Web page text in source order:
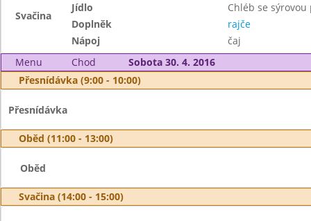
Svačina
Jídlo
Chléb se
Doplněk
rajče
Nápoj
čaj
Menu
Chod
Sobota 30. 4. 2016
Přesnídávka (9:00 - 10:00)
Přesnídávka
Oběd (11:00 - 13:00)
Oběd
Svačina (14:00 - 15:00)